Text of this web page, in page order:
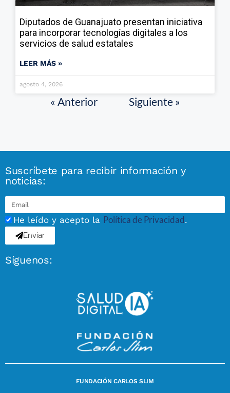
Diputados de Guanajuato presentan iniciativa
para incorporar tecnologías digitales a los
servicios de salud estatales
LEER MÁS »
agosto 4, 2026
« Anterior Siguiente »
Suscríbete para recibir información y
noticias:
He leído y acepto la Política de Privacidad.
Enviar
Síguenos:
FUNDACIÓN CARLOS SLIM